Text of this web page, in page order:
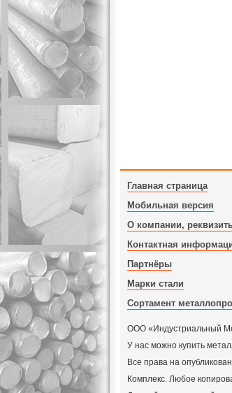
Главная страница
Мобильная версия
О компании,
Контактная
Партнёры
Марки стали
Сортамент
ООО «Индустриальный
У нас можно купить
Все права на
Комплекс. Любое